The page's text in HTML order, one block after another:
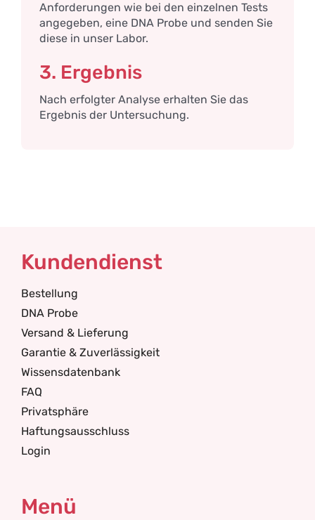
Anforderungen wie bei den einzelnen Tests
angegeben, eine DNA Probe und senden Sie
diese in unser Labor.
3. Ergebnis
Nach erfolgter Analyse erhalten Sie das
Ergebnis der Untersuchung.
Kundendienst
Bestellung
DNA Probe
Versand & Lieferung
Garantie & Zuverlässigkeit
Wissensdatenbank
FAQ
Privatsphäre
Haftungsausschluss
Login
Menü